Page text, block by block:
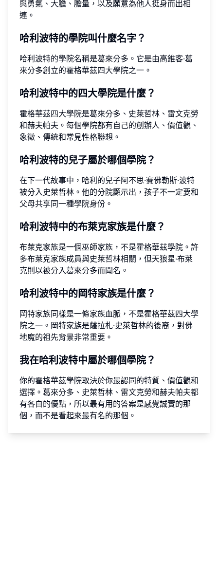
與勇氣、大膽、膽量，以及願意為他人挺身而出相
連。
哈利波特的學院叫什麼名字？
哈利波特的學院名稱是葛來分多。它是由高錐客·葛
來分多創立的霍格華茲四大學院之一。
哈利波特中的四大學院是什麼？
霍格華茲四大學院是葛來分多、史萊哲林、雷文克勞
和赫夫帕夫。每個學院都有自己的創辦人、價值觀、
象徵、傳統和常見性格聯想。
哈利波特的兒子屬於哪個學院？
在下一代故事中，哈利的兒子阿不思·賽佛勒斯·波特
被分入史萊哲林。他的分院顯示出，孩子不一定要和
父母共享同一種學院身份。
哈利波特中的布萊克家族是什麼？
布萊克家族是一個巫師家族，不是霍格華茲學院。許
多布萊克家族成員與史萊哲林相關，但天狼星·布萊
克則以被分入葛來分多而聞名。
哈利波特中的岡特家族是什麼？
岡特家族同樣是一條家族血脈，不是霍格華茲四大學
院之一。岡特家族是薩拉札·史萊哲林的後裔，對佛
地魔的祖先背景非常重要。
我在哈利波特中屬於哪個學院？
你的霍格華茲學院取決於你最認同的特質、價值觀和
選擇。葛來分多、史萊哲林、雷文克勞和赫夫帕夫都
有各自的優點，所以最有用的答案是感覺誠實的那
個，而不是看起來最有名的那個。